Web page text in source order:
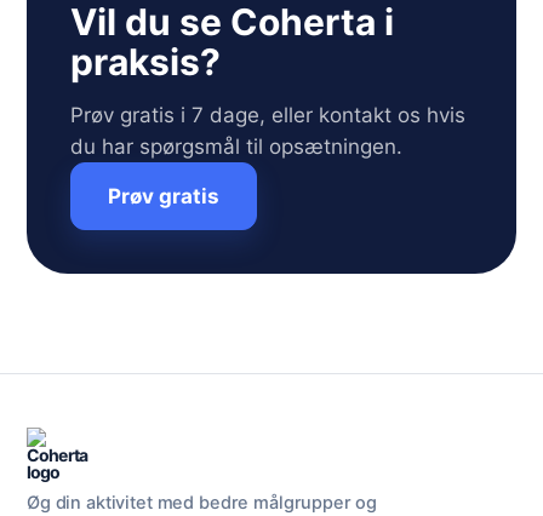
Vil du se Coherta i
praksis?
Prøv gratis i 7 dage, eller kontakt os hvis
du har spørgsmål til opsætningen.
Prøv gratis
Øg din aktivitet med bedre målgrupper og